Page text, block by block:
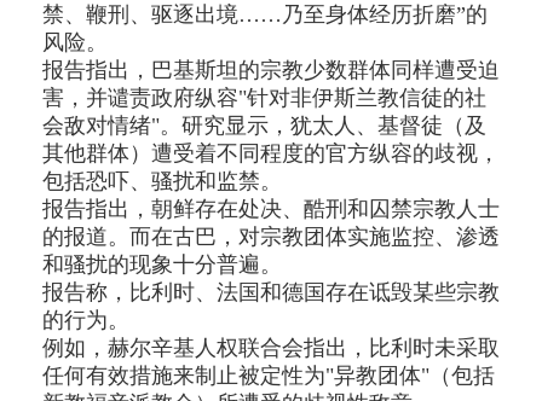
禁、鞭刑、驱逐出境……乃至身体经历折磨”的
风险。
报告指出，巴基斯坦的宗教少数群体同样遭受迫
害，并谴责政府纵容"针对非伊斯兰教信徒的社
会敌对情绪"。研究显示，犹太人、基督徒（及
其他群体）遭受着不同程度的官方纵容的歧视，
包括恐吓、骚扰和监禁。
报告指出，朝鲜存在处决、酷刑和囚禁宗教人士
的报道。而在古巴，对宗教团体实施监控、渗透
和骚扰的现象十分普遍。
报告称，比利时、法国和德国存在诋毁某些宗教
的行为。
例如，赫尔辛基人权联合会指出，比利时未采取
任何有效措施来制止被定性为"异教团体"（包括